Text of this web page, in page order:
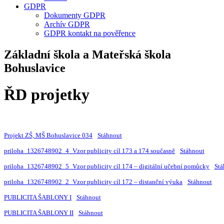
GDPR
Dokumenty GDPR
Archív GDPR
GDPR kontakt na pověřence
Základní škola a Mateřská škola
Bohuslavice
ŘD projetky
Projekt ZŠ, MŠ Bohuslavice 034 Stáhnout
priloha_1326748902_4_Vzor publicity cíl 173 a 174 současně Stáhnout
priloha_1326748902_5_Vzor publicity cíl 174 – digitální učební pomůcky
priloha_1326748902_2_Vzor publicity cíl 172 – distanční výuka Stáhnout
PUBLICITA ŠABLONY I Stáhnout
PUBLICITA ŠABLONY II Stáhnout